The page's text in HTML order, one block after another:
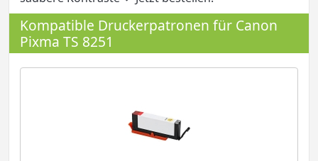
Kompatible Druckerpatronen für Canon
Pixma TS 8251